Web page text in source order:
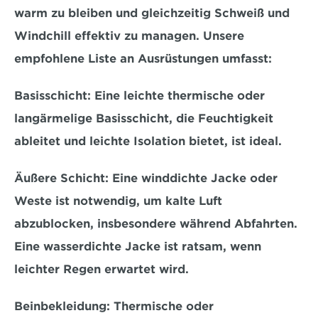
warm zu bleiben und gleichzeitig Schweiß und
Windchill effektiv zu managen. Unsere
empfohlene Liste an Ausrüstungen umfasst:
Basisschicht: Eine leichte thermische oder
langärmelige Basisschicht, die Feuchtigkeit
ableitet und leichte Isolation bietet, ist ideal.
Äußere Schicht: Eine winddichte Jacke oder
Weste ist notwendig, um kalte Luft
abzublocken, insbesondere während Abfahrten.
Eine wasserdichte Jacke ist ratsam, wenn
leichter Regen erwartet wird.
Beinbekleidung: Thermische oder